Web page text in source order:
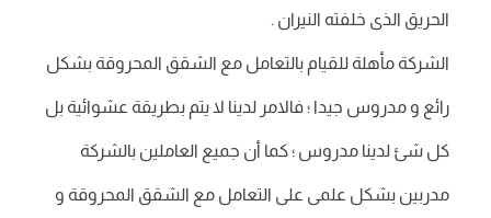
الحريق الذى خلفته النيران .
الشركة مأهلة للقيام بالتعامل مع الشقق المحروقة بشكل
رائع و مدروس جيدا ؛ فالامر لدينا لا يتم بطريقة عشوائية بل
كل شئ لدينا مدروس ؛ كما أن جميع العاملين بالشركة
مدربين بشكل علمى على التعامل مع الشقق المحروقة و